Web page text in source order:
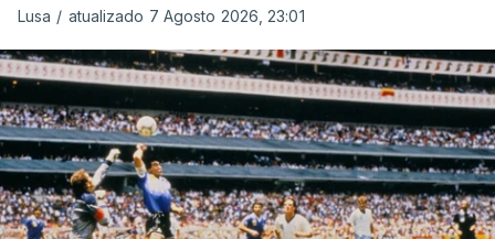
Lusa / atualizado 7 Agosto 2026, 23:01